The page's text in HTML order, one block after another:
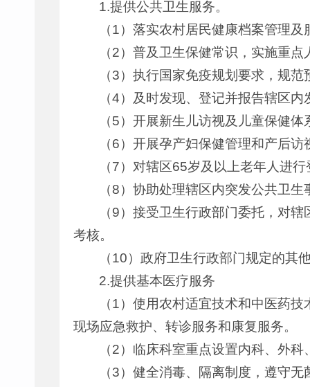
1.提供公共卫生服务。
（1）落实农村居民健康档案管理及
（2）普及卫生保健常识，实施重
（3）执行国家免疫规划要求，规
（4）及时发现、登记并报告辖区
（5）开展新生儿访视及儿童保健
（6）开展孕产妇保健管理和产后
（7）对辖区65岁及以上老年人进
（8）协助处理辖区内突发公共卫生
（9）接受卫生行政部门委托，对
考核。
（10）政府卫生行政部门规定的其
2.提供基本医疗服务
（1）使用农村适宜技术和中医药
现场应急救护、转诊服务和康复服务。
（2）临床科室重点设置内科、外
（3）健全消毒、隔离制度，遵守